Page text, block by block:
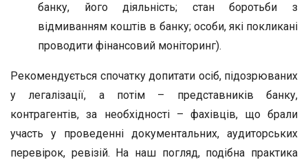
банку, його діяльність; стан боротьби з
відмиванням коштів в банку; особи, які покликані
проводити фінансовий моніторинг).
Рекомендується спочатку допитати осіб, підозрюваних
у легалізації, а потім – представників банку,
контрагентів, за необхідності – фахівців, що брали
участь у проведенні документальних, аудиторських
перевірок, ревізій. На наш погляд, подібна практика